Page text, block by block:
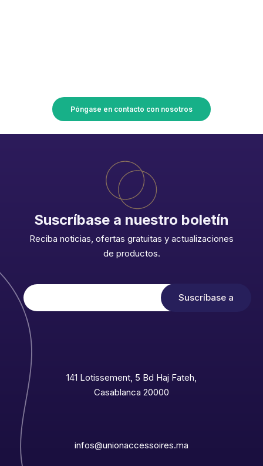
Póngase en contacto con nosotros
Suscríbase a nuestro boletín
Reciba noticias, ofertas gratuitas y actualizaciones
de productos.
141 Lotissement, 5 Bd Haj Fateh,
Casablanca 20000
infos@unionaccessoires.ma